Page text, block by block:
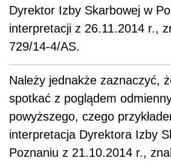
Dyrektor Izby Skarbowej w
interpretacji z 26.11.2014 r.,
729/14-4/AS.
Należy jednakże zaznaczyć,
spotkać z poglądem
powyższego, czego
interpretacja Dyrektora Izby
Poznaniu z 21.10.2014 r.,